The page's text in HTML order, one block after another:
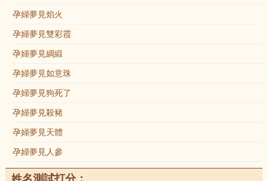
孕婦夢見焰火
孕婦夢見雙彩霞
孕婦夢見綢緞
孕婦夢見如意珠
孕婦夢見狗死了
孕婦夢見殺豬
孕婦夢見天體
孕婦夢見人參
姓名測試打分：